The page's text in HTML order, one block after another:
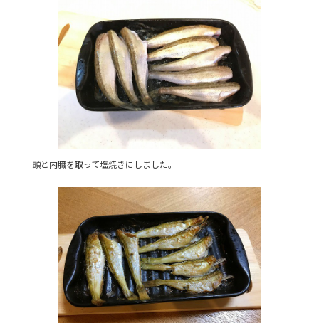
頭と内臓を取って塩焼きにしました。